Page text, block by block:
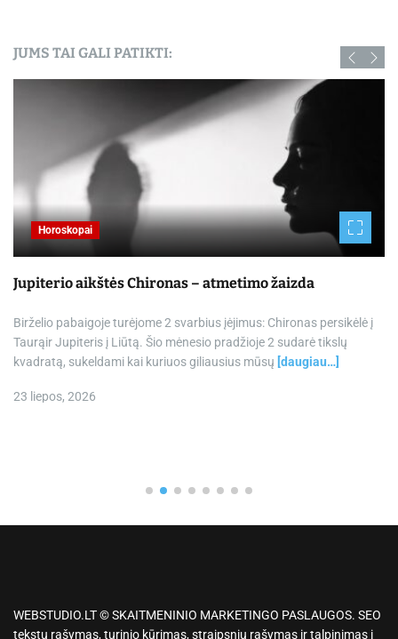
JUMS TAI GALI PATIKTI:
Horoskopai
Jupiterio aikštės Chironas – atmetimo žaizda
Birželio pabaigoje turėjome 2 svarbius įėjimus: Chironas persikėlė į
Taurąir Jupiteris į Liūtą. Šio mėnesio pradžioje 2 sudarė tikslų
kvadratą, sukeldami kai kuriuos giliausius mūsų [daugiau…]
23 liepos, 2026
WEBSTUDIO.LT © SKAITMENINIO MARKETINGO PASLAUGOS. SEO
tekstų rašymas, turinio kūrimas, straipsnių rašymas ir talpinimas į